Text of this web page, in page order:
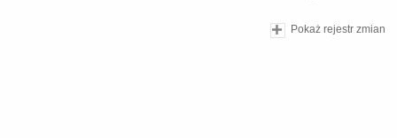
Pokaż rejestr zmian